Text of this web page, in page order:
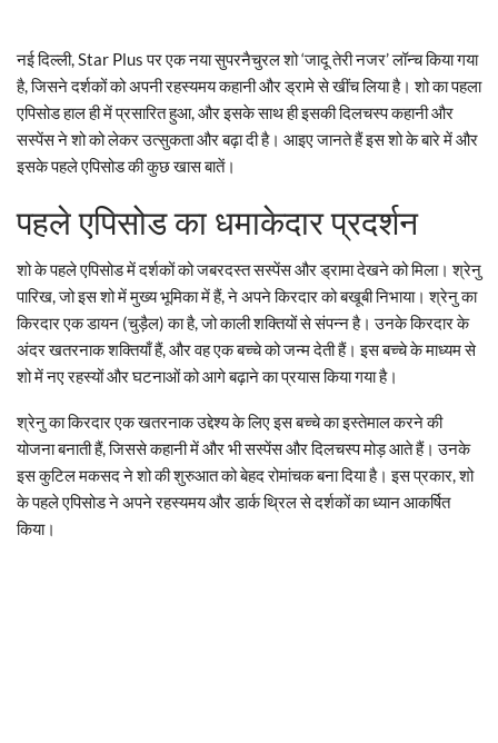
नई दिल्ली, Star Plus पर एक नया सुपरनैचुरल शो ‘जादू तेरी नजर’ लॉन्च किया गया
है, जिसने दर्शकों को अपनी रहस्यमय कहानी और ड्रामे से खींच लिया है। शो का पहला
एपिसोड हाल ही में प्रसारित हुआ, और इसके साथ ही इसकी दिलचस्प कहानी और
सस्पेंस ने शो को लेकर उत्सुकता और बढ़ा दी है। आइए जानते हैं इस शो के बारे में और
इसके पहले एपिसोड की कुछ खास बातें।
पहले एपिसोड का धमाकेदार प्रदर्शन
शो के पहले एपिसोड में दर्शकों को जबरदस्त सस्पेंस और ड्रामा देखने को मिला। श्रेनु
पारिख, जो इस शो में मुख्य भूमिका में हैं, ने अपने किरदार को बखूबी निभाया। श्रेनु का
किरदार एक डायन (चुड़ैल) का है, जो काली शक्तियों से संपन्न है। उनके किरदार के
अंदर खतरनाक शक्तियाँ हैं, और वह एक बच्चे को जन्म देती हैं। इस बच्चे के माध्यम से
शो में नए रहस्यों और घटनाओं को आगे बढ़ाने का प्रयास किया गया है।
श्रेनु का किरदार एक खतरनाक उद्देश्य के लिए इस बच्चे का इस्तेमाल करने की
योजना बनाती हैं, जिससे कहानी में और भी सस्पेंस और दिलचस्प मोड़ आते हैं। उनके
इस कुटिल मकसद ने शो की शुरुआत को बेहद रोमांचक बना दिया है। इस प्रकार, शो
के पहले एपिसोड ने अपने रहस्यमय और डार्क थ्रिल से दर्शकों का ध्यान आकर्षित
किया।